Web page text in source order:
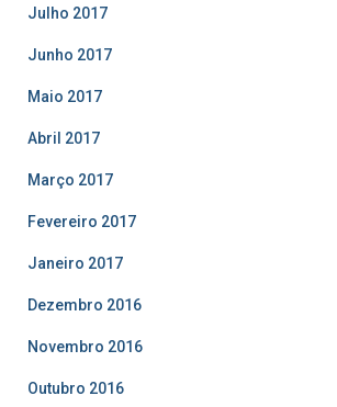
Julho 2017
Junho 2017
Maio 2017
Abril 2017
Março 2017
Fevereiro 2017
Janeiro 2017
Dezembro 2016
Novembro 2016
Outubro 2016